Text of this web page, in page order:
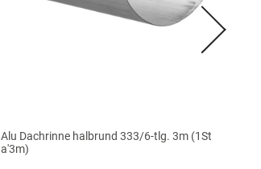
Alu Dachrinne halbrund 333/6-tlg. 3m (1St
a'3m)